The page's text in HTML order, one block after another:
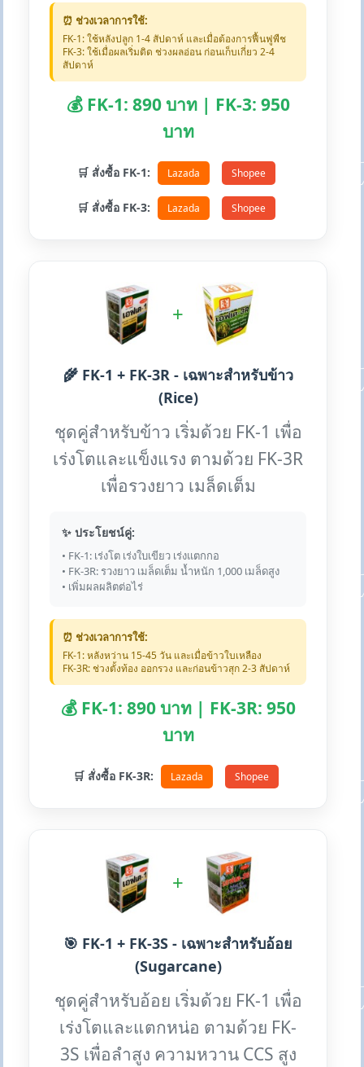
⏰ ช่วงเวลาการใช้:
FK-1: ใช้หลังปลูก 1-4 สัปดาห์ และเมื่อต้องการฟื้นฟูพืช
FK-3: ใช้เมื่อผลเริ่มติด ช่วงผลอ่อน ก่อนเก็บเกี่ยว 2-4
สัปดาห์
💰 FK-1: 890 บาท | FK-3: 950
บาท
🛒 สั่งซื้อ FK-1: Lazada Shopee
🛒 สั่งซื้อ FK-3: Lazada Shopee
+
🌾 FK-1 + FK-3R - เฉพาะสำหรับข้าว
(Rice)
ชุดคู่สำหรับข้าว เริ่มด้วย FK-1 เพื่อ
เร่งโตและแข็งแรง ตามด้วย FK-3R
เพื่อรวงยาว เมล็ดเต็ม
✨ ประโยชน์คู่:
• FK-1: เร่งโต เร่งใบเขียว เร่งแตกกอ
• FK-3R: รวงยาว เมล็ดเต็ม น้ำหนัก 1,000 เมล็ดสูง
• เพิ่มผลผลิตต่อไร่
⏰ ช่วงเวลาการใช้:
FK-1: หลังหว่าน 15-45 วัน และเมื่อข้าวใบเหลือง
FK-3R: ช่วงตั้งท้อง ออกรวง และก่อนข้าวสุก 2-3 สัปดาห์
💰 FK-1: 890 บาท | FK-3R: 950
บาท
🛒 สั่งซื้อ FK-3R: Lazada Shopee
+
🎯 FK-1 + FK-3S - เฉพาะสำหรับอ้อย
(Sugarcane)
ชุดคู่สำหรับอ้อย เริ่มด้วย FK-1 เพื่อ
เร่งโตและแตกหน่อ ตามด้วย FK-
3S เพื่อลำสูง ความหวาน CCS สูง